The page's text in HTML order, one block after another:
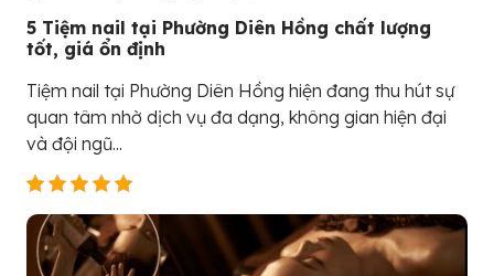
5 Tiệm nail tại Phường Diên Hồng chất lượng
tốt, giá ổn định
Tiệm nail tại Phường Diên Hồng hiện đang thu hút sự
quan tâm nhờ dịch vụ đa dạng, không gian hiện đại
và đội ngũ...